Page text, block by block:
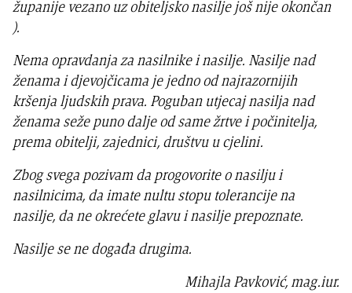
županije vezano uz obiteljsko nasilje još nije okončan
).
Nema opravdanja za nasilnike i nasilje. Nasilje nad
ženama i djevojčicama je jedno od najrazornijih
kršenja ljudskih prava. Poguban utjecaj nasilja nad
ženama seže puno dalje od same žrtve i počinitelja,
prema obitelji, zajednici, društvu u cjelini.
Zbog svega pozivam da progovorite o nasilju i
nasilnicima, da imate nultu stopu tolerancije na
nasilje, da ne okrećete glavu i nasilje prepoznate.
Nasilje se ne događa drugima.
Mihajla Pavković, mag.iur.